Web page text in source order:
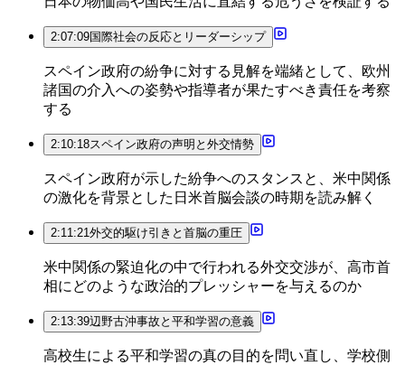
2:07:09国際社会の反応とリーダーシップ
スペイン政府の紛争に対する見解を端緒として、欧州
諸国の介入への姿勢や指導者が果たすべき責任を考察
する
2:10:18スペイン政府の声明と外交情勢
スペイン政府が示した紛争へのスタンスと、米中関係
の激化を背景とした日米首脳会談の時期を読み解く
2:11:21外交的駆け引きと首脳の重圧
米中関係の緊迫化の中で行われる外交交渉が、高市首
相にどのような政治的プレッシャーを与えるのか
2:13:39辺野古沖事故と平和学習の意義
高校生による平和学習の真の目的を問い直し、学校側